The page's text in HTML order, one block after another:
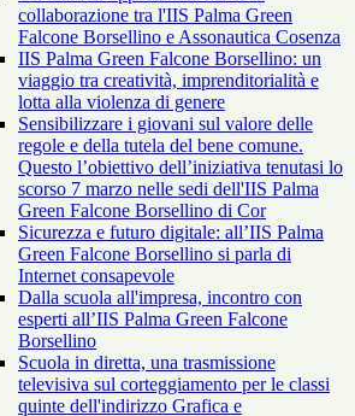
collaborazione tra l'IIS Palma Green
Falcone Borsellino e Assonautica Cosenza
IIS Palma Green Falcone Borsellino: un
viaggio tra creatività, imprenditorialità e
lotta alla violenza di genere
Sensibilizzare i giovani sul valore delle
regole e della tutela del bene comune.
Questo l’obiettivo dell’iniziativa tenutasi lo
scorso 7 marzo nelle sedi dell'IIS Palma
Green Falcone Borsellino di Cor
Sicurezza e futuro digitale: all’IIS Palma
Green Falcone Borsellino si parla di
Internet consapevole
Dalla scuola all'impresa, incontro con
esperti all’IIS Palma Green Falcone
Borsellino
Scuola in diretta, una trasmissione
televisiva sul corteggiamento per le classi
quinte dell'indirizzo Grafica e